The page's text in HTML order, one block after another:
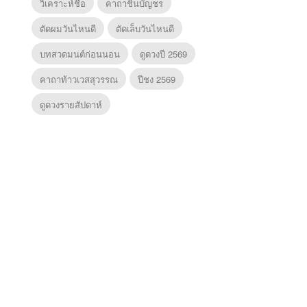
วิเคราะห์ชื่อ
คาถาชินบัญชร
ตัดผมวันไหนดี
ตัดเล็บวันไหนดี
บทสวดมนต์ก่อนนอน
ดูดวงปี 2569
คาถาท้าวเวสสุวรรณ
ปีชง 2569
ดูดวงรายสัปดาห์